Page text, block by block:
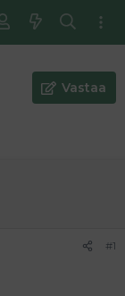
Vastaa
#1